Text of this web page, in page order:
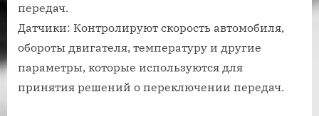
передач.
Датчики: Контролируют скорость автомобиля,
обороты двигателя, температуру и другие
параметры, которые используются для
принятия решений о переключении передач.